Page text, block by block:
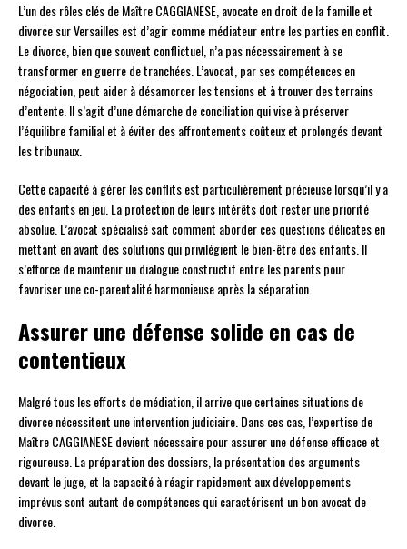
L’un des rôles clés de Maître CAGGIANESE, avocate en droit de la famille et
divorce sur Versailles est d’agir comme médiateur entre les parties en conflit.
Le divorce, bien que souvent conflictuel, n’a pas nécessairement à se
transformer en guerre de tranchées. L’avocat, par ses compétences en
négociation, peut aider à désamorcer les tensions et à trouver des terrains
d’entente. Il s’agit d’une démarche de conciliation qui vise à préserver
l’équilibre familial et à éviter des affrontements coûteux et prolongés devant
les tribunaux.
Cette capacité à gérer les conflits est particulièrement précieuse lorsqu’il y a
des enfants en jeu. La protection de leurs intérêts doit rester une priorité
absolue. L’avocat spécialisé sait comment aborder ces questions délicates en
mettant en avant des solutions qui privilégient le bien-être des enfants. Il
s’efforce de maintenir un dialogue constructif entre les parents pour
favoriser une co-parentalité harmonieuse après la séparation.
Assurer une défense solide en cas de
contentieux
Malgré tous les efforts de médiation, il arrive que certaines situations de
divorce nécessitent une intervention judiciaire. Dans ces cas, l’expertise de
Maître CAGGIANESE devient nécessaire pour assurer une défense efficace et
rigoureuse. La préparation des dossiers, la présentation des arguments
devant le juge, et la capacité à réagir rapidement aux développements
imprévus sont autant de compétences qui caractérisent un bon avocat de
divorce.